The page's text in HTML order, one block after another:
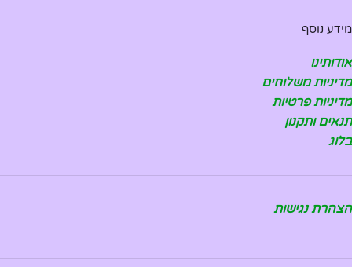
מידע נוסף
אודותינו
מדיניות משלוחים
מדיניות פרטיות
תנאים ותקנון
בלוג
הצהרת נגישות